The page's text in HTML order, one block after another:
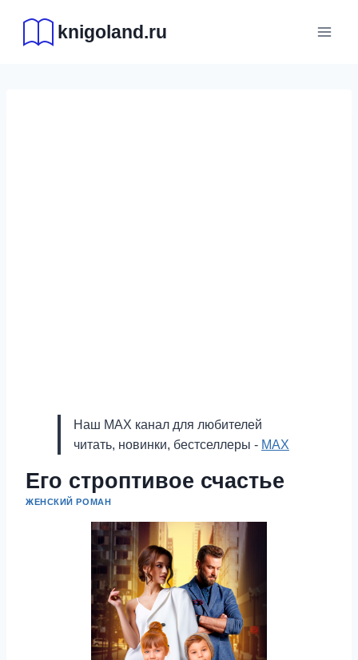
содержимому
knigoland.ru
Наш MAX канал для любителей
читать, новинки, бестселлеры - MAX
Его строптивое счастье
ЖЕНСКИЙ РОМАН